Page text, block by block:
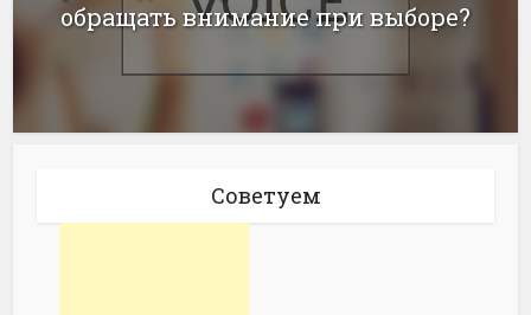
обращать внимание при выборе?
Советуем